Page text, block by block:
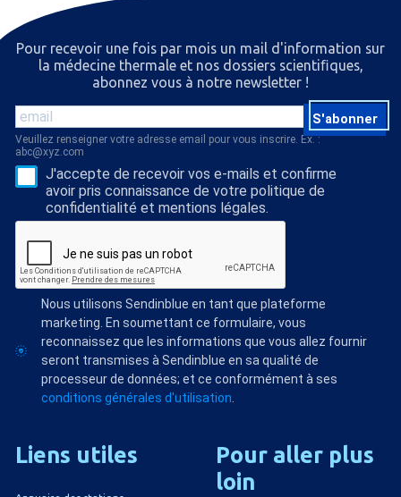
Pour recevoir une fois par mois un mail d'information sur
la médecine thermale et nos dossiers scientiﬁques,
abonnez vous à notre newsletter !
S'abonner
Veuillez renseigner votre adresse email pour vous inscrire. Ex. :
abc@xyz.com
J'accepte de recevoir vos e-mails et confirme
avoir pris connaissance de votre politique de
confidentialité et mentions légales.
Nous utilisons Sendinblue en tant que plateforme
marketing. En soumettant ce formulaire, vous
reconnaissez que les informations que vous allez fournir
seront transmises à Sendinblue en sa qualité de
processeur de données; et ce conformément à ses
conditions générales d'utilisation
Liens utiles Pour aller plus
loin